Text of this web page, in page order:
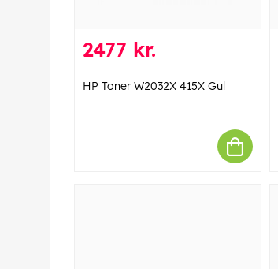
2477 kr.
HP Toner W2032X 415X Gul